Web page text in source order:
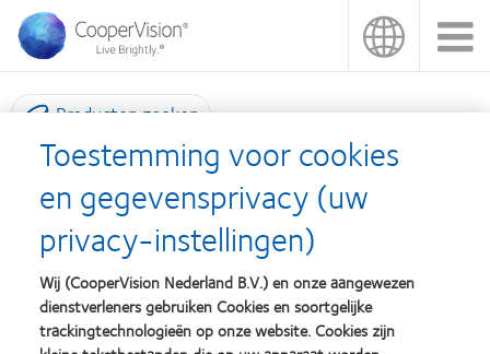
Overslaan
naar
de
inhoud
gaan
Producten zoeken
Marketing materiaal
Toestemming voor cookies
en gegevensprivacy (uw
privacy-instellingen)
Wij (CooperVision Nederland B.V.) en onze aangewezen
dienstverleners gebruiken Cookies en soortgelijke
trackingtechnologieën op onze website. Cookies zijn